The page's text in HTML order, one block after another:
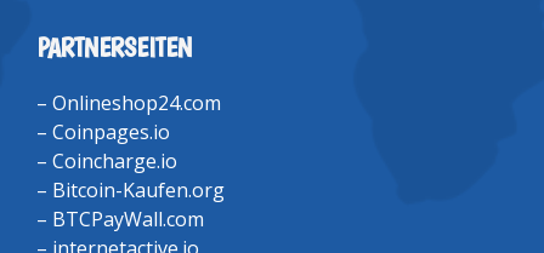
PARTNERSEITEN
– Onlineshop24.com
– Coinpages.io
– Coincharge.io
– Bitcoin-Kaufen.org
– BTCPayWall.com